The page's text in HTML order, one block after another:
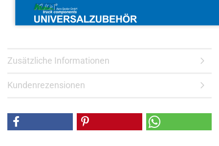
Zusätzliche Informationen
Kundenrezensionen